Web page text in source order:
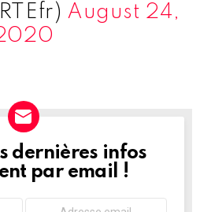
August 24,
dernières infos
par email !